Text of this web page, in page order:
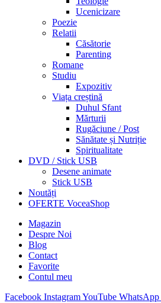
Ucenicizare
Poezie
Relatii
Căsătorie
Parenting
Romane
Studiu
Expozitiv
Viața creștină
Duhul Sfant
Mărturii
Rugăciune / Post
Sănătate și Nutriție
Spiritualitate
DVD / Stick USB
Desene animate
Stick USB
Noutăți
OFERTE VoceaShop
Magazin
Despre Noi
Blog
Contact
Favorite
Contul meu
Facebook InstagramYouTube WhatsApp